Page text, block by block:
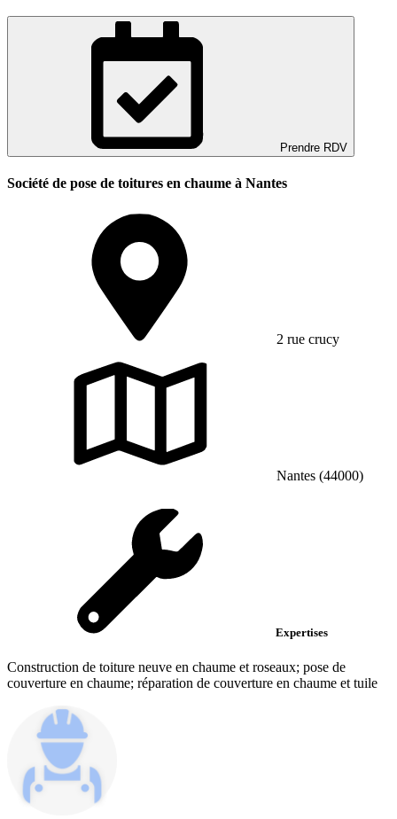
Prendre RDV
Société de pose de toitures en chaume à Nantes
2 rue crucy
Nantes (44000)
Expertises
Construction de toiture neuve en chaume et roseaux; pose de
couverture en chaume; réparation de couverture en chaume et tuile